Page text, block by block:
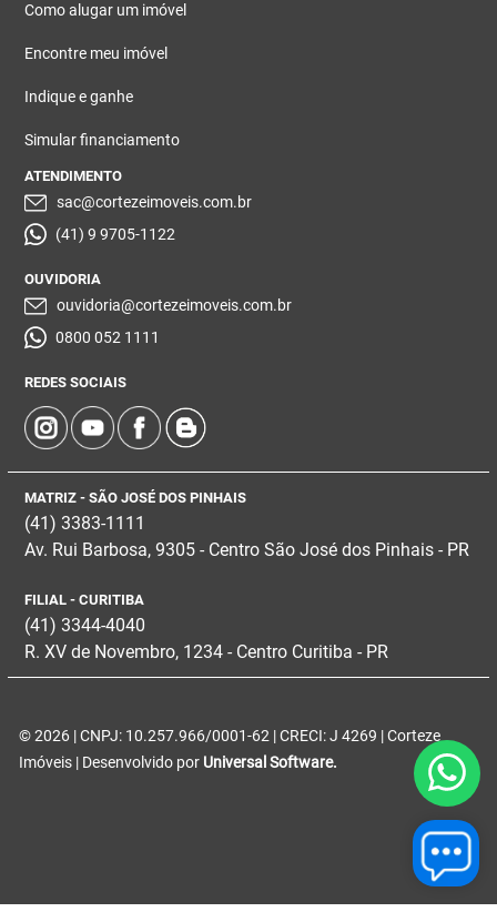
Como alugar um imóvel
Encontre meu imóvel
Indique e ganhe
Simular financiamento
ATENDIMENTO
sac@cortezeimoveis.com.br
(41) 9 9705-1122
OUVIDORIA
ouvidoria@cortezeimoveis.com.br
0800 052 1111
REDES SOCIAIS
MATRIZ - SÃO JOSÉ DOS PINHAIS
(41) 3383-1111
Av. Rui Barbosa, 9305 - Centro São José dos Pinhais - PR
FILIAL - CURITIBA
(41) 3344-4040
R. XV de Novembro, 1234 - Centro Curitiba - PR
© 2026 | CNPJ: 10.257.966/0001-62 | CRECI: J 4269 | Corteze
Imóveis | Desenvolvido por Universal Software.